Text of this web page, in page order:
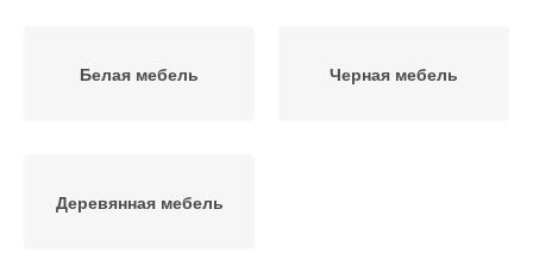
Белая мебель Черная мебель
Деревянная мебель